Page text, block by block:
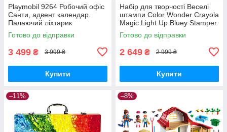
Playmobil 9264 Робочий офіс
Санти, адвент календар.
Палаючий ліхтарик
Готово до відправки
3 499 ₴ 3 999 ₴
Купити
Набір для творчості Веселі
штампи Color Wonder Crayola
Magic Light Up Bluey Stamper
Art Set
Готово до відправки
2 649 ₴ 2 999 ₴
Купити
–11% –8%